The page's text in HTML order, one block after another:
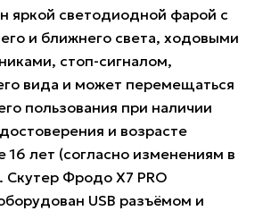
яркой светодиодной фарой с
и ближнего света, ходовыми
стоп-сигналом,
вида и может перемещаться
пользования при наличии
и возрасте
16 лет (согласно изменениям в
Фродо X7 PRO
USB разъёмом и